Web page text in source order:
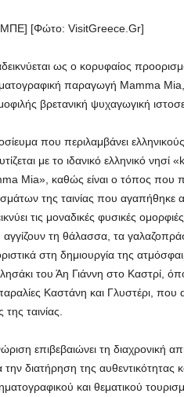
[Φώτο: VisitGreece.Gr]
ως ο κορυφαίος
παραγωγή Mamma
βρετανική ψυχαγωγική
που περιλαμβάνει
με το ιδανικό ελληνικό νησί
Mia», καθώς είναι ο τόπος που
της ταινίας που
τις μοναδικές φυσικές
τη θάλασσα, τα
στη δημιουργία της
του Άη Γιάννη στο Καστρί,
Καστάνη και Γλυστέρι, που
της ταινίας.
επιβεβαιώνει τη
την διατήρηση της
και θεματικού